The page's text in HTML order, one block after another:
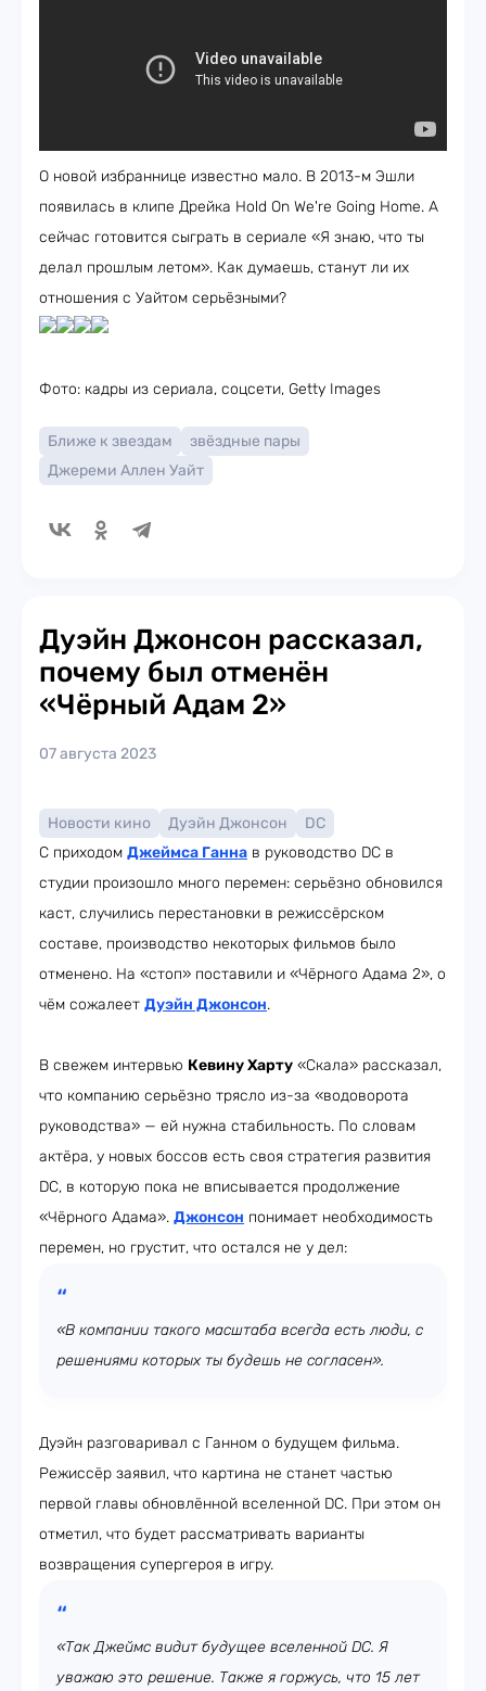
О новой избраннице известно мало. В 2013-м Эшли
появилась в клипе Дрейка Hold On We're Going Home. А
сейчас готовится сыграть в сериале «Я знаю, что ты
делал прошлым летом». Как думаешь, станут ли их
отношения с Уайтом серьёзными?
Фото: кадры из сериала, соцсети, Getty Images
Ближе к звездам
звёздные пары
Джереми Аллен Уайт
Дуэйн Джонсон рассказал,
почему был отменён
«Чёрный Адам 2»
07 августа 2023
Новости кино Дуэйн Джонсон
DC
С приходом Джеймса Ганна в руководство DC в
студии произошло много перемен: серьёзно обновился
каст, случились перестановки в режиссёрском
составе, производство некоторых фильмов было
отменено. На «стоп» поставили и «Чёрного Адама 2», о
чём сожалеет Дуэйн Джонсон.
В свежем интервью Кевину Харту «Скала» рассказал,
что компанию серьёзно трясло из-за «водоворота
руководства» — ей нужна стабильность. По словам
актёра, у новых боссов есть своя стратегия развития
DC, в которую пока не вписывается продолжение
«Чёрного Адама». Джонсон понимает необходимость
перемен, но грустит, что остался не у дел:
«В компании такого масштаба всегда есть люди, с
решениями которых ты будешь не согласен».
Дуэйн разговаривал с Ганном о будущем фильма.
Режиссёр заявил, что картина не станет частью
первой главы обновлённой вселенной DC. При этом он
отметил, что будет рассматривать варианты
возвращения супергероя в игру.
«Так Джеймс видит будущее вселенной DC. Я
уважаю это решение. Также я горжусь, что 15 лет